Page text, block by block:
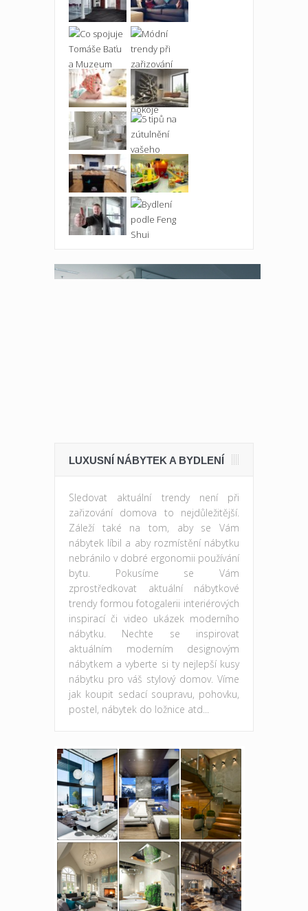
LUXUSNÍ NÁBYTEK A BYDLENÍ
Sledovat aktuální trendy není při
zařizování domova to nejdůležitější.
Záleží také na tom, aby se Vám
nábytek líbil a aby rozmístění nábytku
nebránilo v dobré ergonomii používání
bytu. Pokusíme se Vám
zprostředkovat aktuální nábytkové
trendy formou fotogalerii interiérových
inspirací či video ukázek moderního
nábytku. Nechte se inspirovat
aktuálním moderním designovým
nábytkem a vyberte si ty nejlepší kusy
nábytku pro váš stylový domov. Víme
jak koupit sedací soupravu, pohovku,
postel, nábytek do ložnice atd...